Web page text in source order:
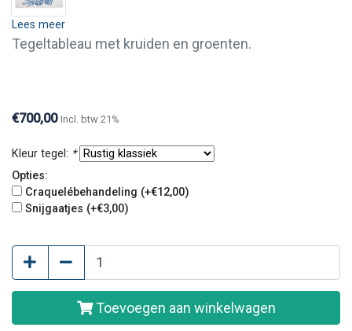
Lees meer
Tegeltableau met kruiden en groenten.
€700,00 Incl. btw 21%
Kleur tegel: *
Opties:
Craquelébehandeling (+€12,00)
Snijgaatjes (+€3,00)
Toevoegen aan winkelwagen